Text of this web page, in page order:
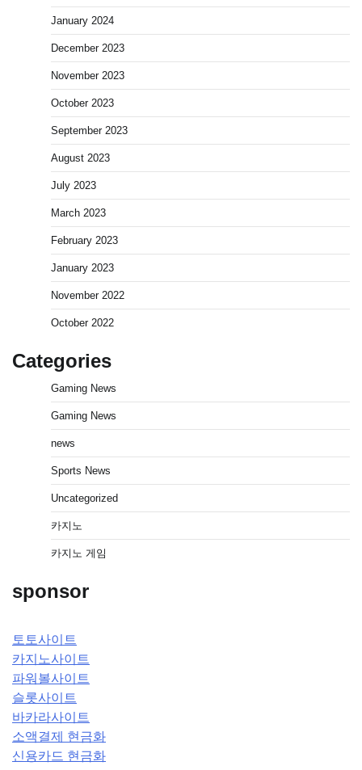
January 2024
December 2023
November 2023
October 2023
September 2023
August 2023
July 2023
March 2023
February 2023
January 2023
November 2022
October 2022
Categories
Gaming News
Gaming News
news
Sports News
Uncategorized
카지노
카지노 게임
sponsor
토토사이트
카지노사이트
파워볼사이트
슬롯사이트
바카라사이트
소액결제 현금화
신용카드 현금화